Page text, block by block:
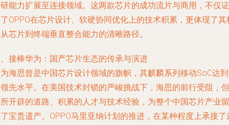
能力扩展至连接领域。这两款芯片的成功流片与商用，不仅证
OPPO在芯片设计、软硬协同优化上的技术积累，更体现了其
芯片到终端垂直整合能力的清晰路径。
接棒华为：国产芯片生态的传承与演进
海思曾是中国芯片设计领域的旗帜，其麒麟系列移动SoC达
先水平。在美国技术封锁的严峻挑战下，海思的前行受阻，但
开辟的道路、积累的人才与技术经验，为整个中国芯片产业留
宝贵遗产。OPPO马里亚纳计划的推进，在某种程度上承接了